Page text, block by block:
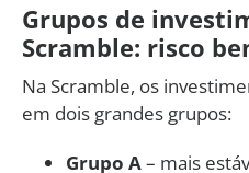
Grupos de
Scramble: risco
Na Scramble, os
em dois grandes grupos:
Grupo A– mais